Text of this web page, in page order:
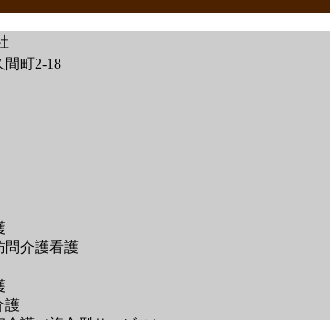
町2-18
問介護看護
護